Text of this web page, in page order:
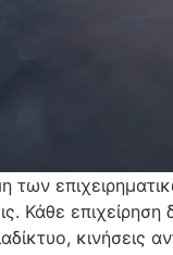
Κάθε
κινήσεις